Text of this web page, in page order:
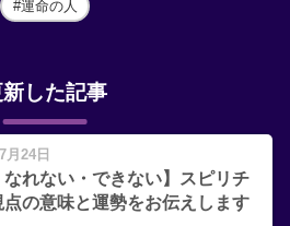
運命の人
新した記事
月24日
なれない・できない】スピリチ
点の意味と運勢をお伝えします